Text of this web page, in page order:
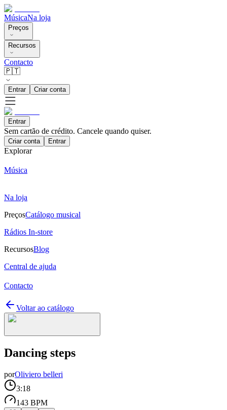
MúsicaNa loja
Preços
Recursos
Contacto
🇵🇹
Entrar Criar conta
Entrar
Sem cartão de crédito. Cancele quando quiser.
Criar conta Entrar
Explorar
Música
Na loja
PreçosCatálogo musical
Rádios In-store
RecursosBlog
Central de ajuda
Contacto
Voltar ao catálogo
Dancing steps
porOliviero belleri
3:18
143 BPM